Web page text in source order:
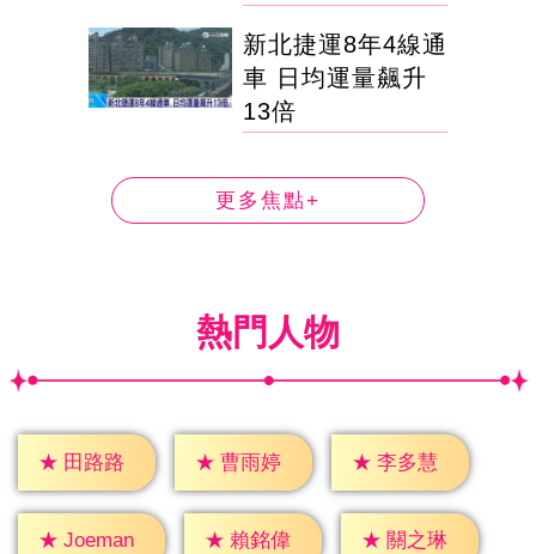
新北捷運8年4線通
車 日均運量飆升
13倍
更多焦點+
熱門人物
★ 田路路 ★ 曹雨婷 ★ 李多慧
★ Joeman ★ 賴銘偉 ★ 關之琳